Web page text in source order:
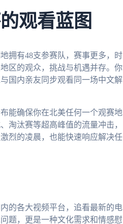
观看蓝图
拥有48支参赛队，赛事更多，时
区的观众，挑战与机遇并存。你
国内亲友同步观看同一场中文解
能确保你在北美任何一个观赛地
淘汰赛等超高峰值的流量冲击，
烈的凌晨，也能快速响应解决任
的各大视频平台，追看最新的电
题，更是一种文化需求和情感慰